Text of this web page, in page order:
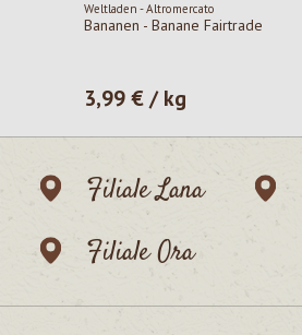
Weltladen - Altromercato
Bananen - Banane Fairtrade
Prezzo normale:
3,99 € / kg
Filiale Lana
Filiale Ora